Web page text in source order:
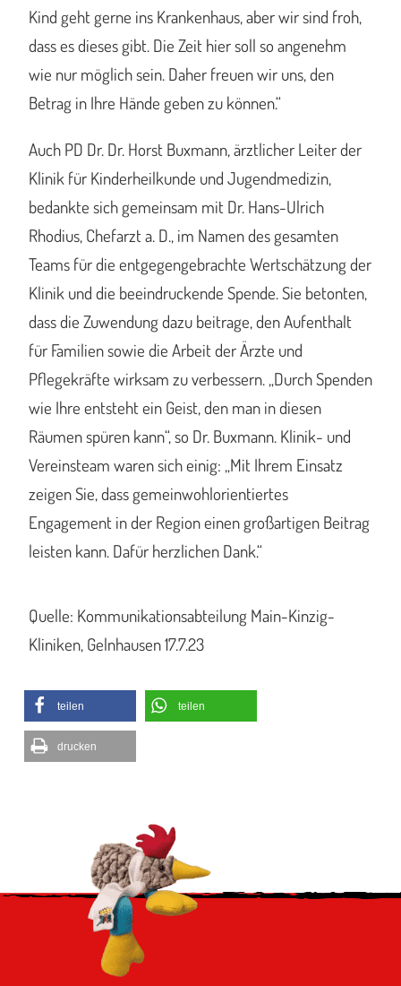
Kind geht gerne ins Krankenhaus, aber wir sind froh,
dass es dieses gibt. Die Zeit hier soll so angenehm
wie nur möglich sein. Daher freuen wir uns, den
Betrag in Ihre Hände geben zu können.“
Auch PD Dr. Dr. Horst Buxmann, ärztlicher Leiter der
Klinik für Kinderheilkunde und Jugendmedizin,
bedankte sich gemeinsam mit Dr. Hans-Ulrich
Rhodius, Chefarzt a. D., im Namen des gesamten
Teams für die entgegengebrachte Wertschätzung der
Klinik und die beeindruckende Spende. Sie betonten,
dass die Zuwendung dazu beitrage, den Aufenthalt
für Familien sowie die Arbeit der Ärzte und
Pflegekräfte wirksam zu verbessern. „Durch Spenden
wie Ihre entsteht ein Geist, den man in diesen
Räumen spüren kann“, so Dr. Buxmann. Klinik- und
Vereinsteam waren sich einig: „Mit Ihrem Einsatz
zeigen Sie, dass gemeinwohlorientiertes
Engagement in der Region einen großartigen Beitrag
leisten kann. Dafür herzlichen Dank.“
Quelle: Kommunikationsabteilung Main-Kinzig-
Kliniken, Gelnhausen 17.7.23
teilen teilen
drucken